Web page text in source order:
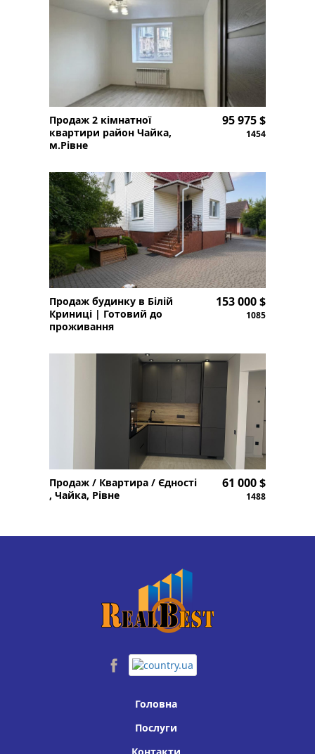
Продаж 2 кімнатної
квартири район Чайка,
м.Рівне
95 975 $
1454
Продаж будинку в Білій
Криниці | Готовий до
проживання
153 000 $
1085
Продаж / Квартира / Єдності
, Чайка, Рівне
61 000 $
1488
Головна
Послуги